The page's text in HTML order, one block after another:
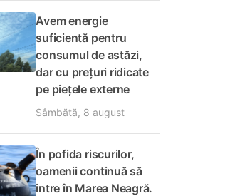
Avem energie
suficientă pentru
consumul de astăzi,
dar cu prețuri ridicate
pe piețele externe
Sâmbătă, 8 august
În pofida riscurilor,
oamenii continuă să
intre în Marea Neagră.